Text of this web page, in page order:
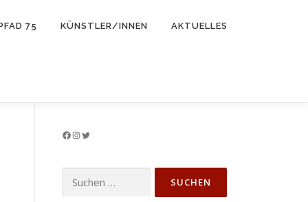
75 KÜNSTLER/INNEN AKTUELLES
Facebook InstagramTwitter
nach: